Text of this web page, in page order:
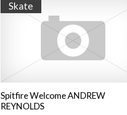
Skate
Spitfire Welcome ANDREW
REYNOLDS